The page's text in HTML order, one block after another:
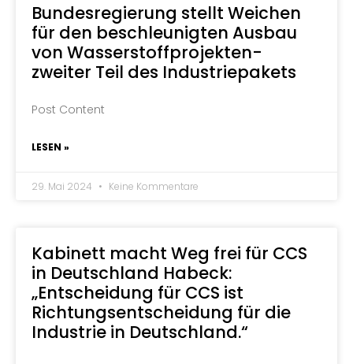
Bundesregierung stellt Weichen
für den beschleunigten Ausbau
von Wasserstoffprojekten-
zweiter Teil des Industriepakets
Post Content
LESEN »
29. Mai 2024 Keine Kommentare
Kabinett macht Weg frei für CCS
in Deutschland Habeck:
„Entscheidung für CCS ist
Richtungsentscheidung für die
Industrie in Deutschland.“